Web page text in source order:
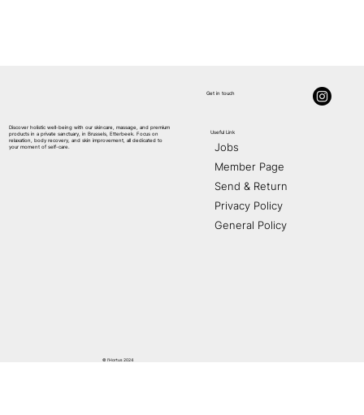
Discover holistic well-being with our skincare, massage, and premium
products in a private sanctuary, in Brussels, Etterbeek. Focus on
relaxation, body recovery, and skin improvement, all dedicated to
your moment of self-care.
AE S THETIC
© l'Hortus 2024
Useful Link
Jobs
Member Page
Send & Return
Privacy Policy
General Policy
Get in touch